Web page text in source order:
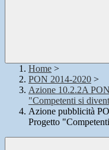
Home >
PON 2014-2020 >
Azione 10.2.2A
"Competenti si
Azione pubblicità
Progetto